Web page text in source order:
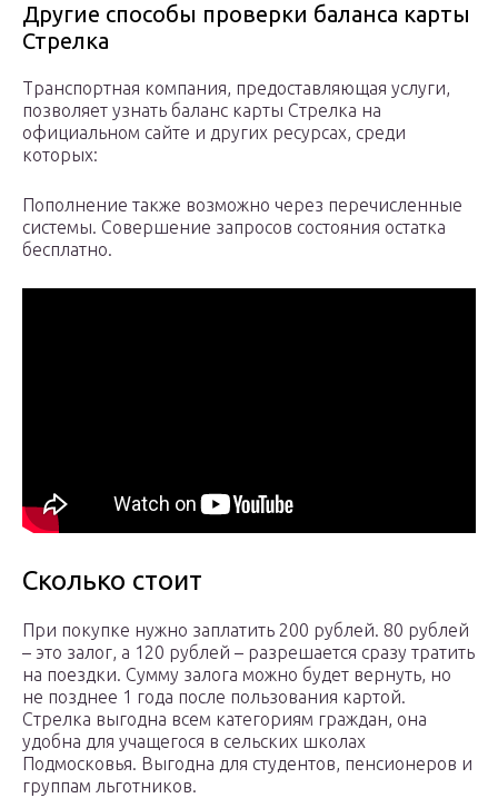
Другие способы проверки баланса карты
Стрелка
Транспортная компания, предоставляющая услуги,
позволяет узнать баланс карты Стрелка на
официальном сайте и других ресурсах, среди
которых:
Пополнение также возможно через перечисленные
системы. Совершение запросов состояния остатка
бесплатно.
Сколько стоит
При покупке нужно заплатить 200 рублей. 80 рублей
– это залог, а 120 рублей – разрешается сразу тратить
на поездки. Сумму залога можно будет вернуть, но
не позднее 1 года после пользования картой.
Стрелка выгодна всем категориям граждан, она
удобна для учащегося в сельских школах
Подмосковья. Выгодна для студентов, пенсионеров и
группам льготников.